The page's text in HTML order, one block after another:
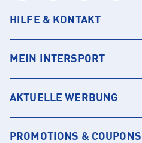
HILFE & KONTAKT
MEIN INTERSPORT
AKTUELLE WERBUNG
PROMOTIONS & COUPONS